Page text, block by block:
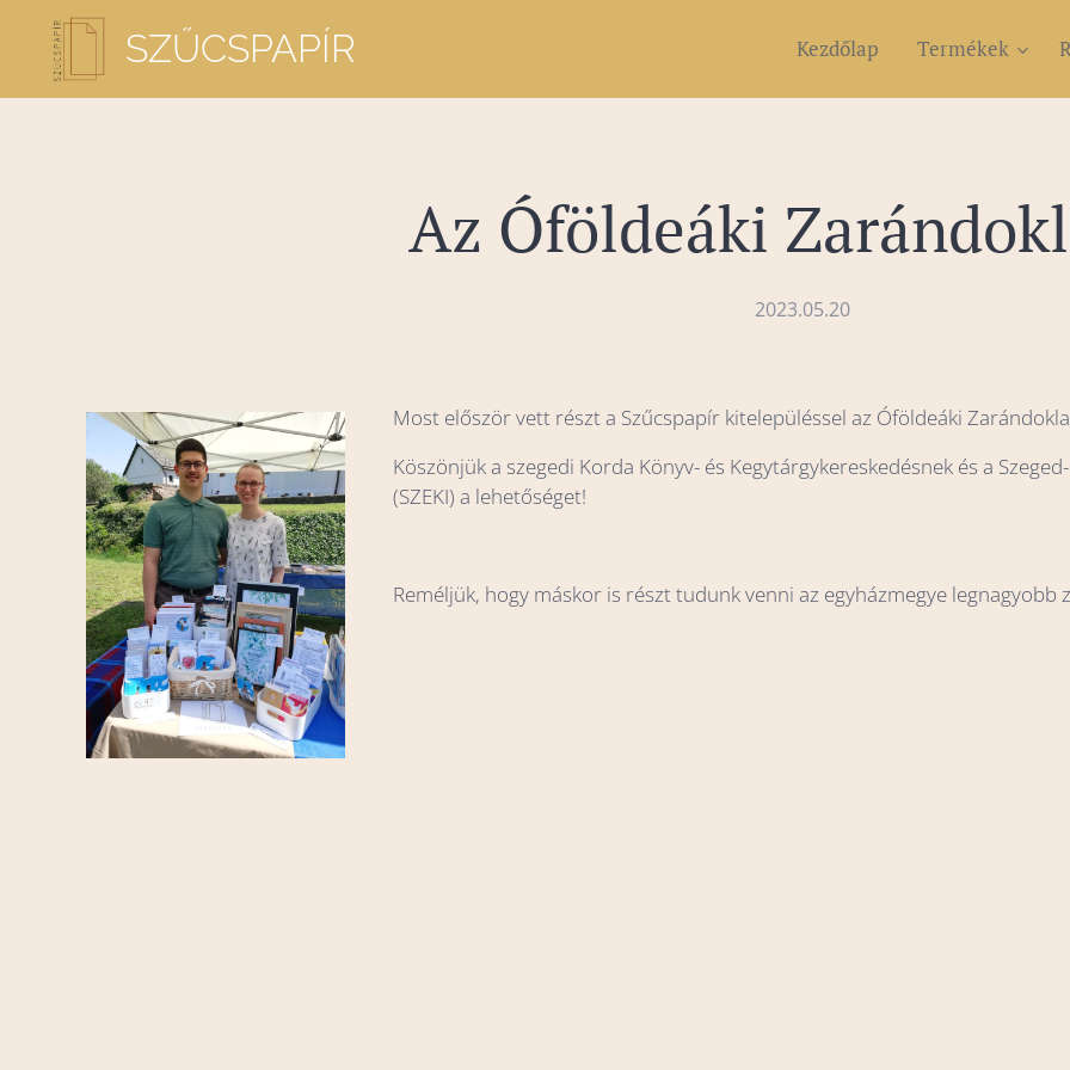
SZŰCSPAPÍR Kezdőlap Termékek
Az Óföldeáki
2023.05.20
Most először vett részt a Szűcspapír kitelepüléssel az Óföldeáki
Köszönjük a szegedi Korda Könyv- és Kegytárgykereskedésnek és a
(SZEKI) a lehetőséget!
Reméljük, hogy máskor is részt tudunk venni az egyházmegye legnagyobb